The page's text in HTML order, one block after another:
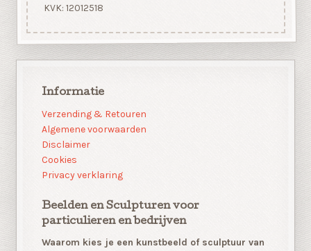
KVK: 12012518
Informatie
Verzending & Retouren
Algemene voorwaarden
Disclaimer
Cookies
Privacy verklaring
Beelden en Sculpturen voor
particulieren en bedrijven
Waarom kies je een kunstbeeld of sculptuur van